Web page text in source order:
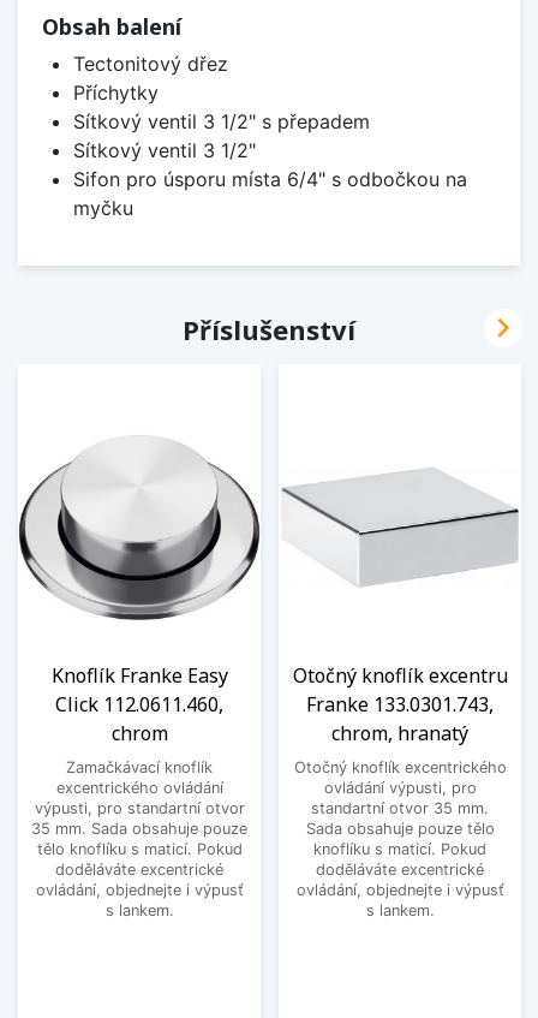
Obsah balení
Tectonitový dřez
Příchytky
Sítkový ventil 3 1/2" s přepadem
Sítkový ventil 3 1/2"
Sifon pro úsporu místa 6/4" s odbočkou na
myčku
Příslušenství
Knoflík Franke Easy
Click 112.0611.460,
chrom
Zamačkávací knoflík
excentrického ovládání
výpusti, pro standartní otvor
35 mm. Sada obsahuje pouze
tělo knoflíku s maticí. Pokud
doděláváte excentrické
ovládání, objednejte i výpusť
s lankem.
Otočný knoflík excentru
Franke 133.0301.743,
chrom, hranatý
Otočný knoflík excentrického
ovládání výpusti, pro
standartní otvor 35 mm.
Sada obsahuje pouze tělo
knoflíku s maticí. Pokud
doděláváte excentrické
ovládání, objednejte i výpusť
s lankem.
